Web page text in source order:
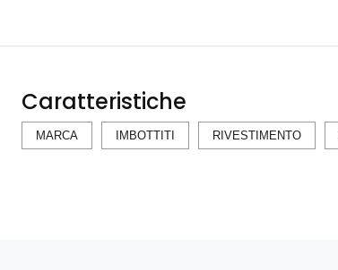
Caratteristiche
MARCA IMBOTTITI RIVESTIMENTO